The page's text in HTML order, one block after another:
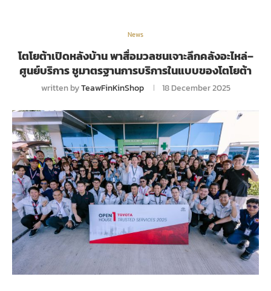
News
โตโยต้าเปิดหลังบ้าน พาสื่อมวลชนเจาะลึกคลังอะไหล่–
ศูนย์บริการ ชูมาตรฐานการบริการในแบบของโตโยต้า
written byTeawFinKinShop 18 December 2025